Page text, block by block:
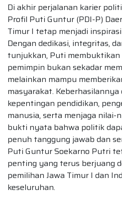
Di akhir perjalanan karier
Profil Puti Guntur (PDI-P)
Timur I tetap menjadi
Dengan dedikasi, integritas,
tunjukkan, Puti membuktikan
pemimpin bukan sekadar
melainkan mampu
masyarakat.
kepentingan pendidikan,
manusia, serta menjaga nilai-
bukti nyata bahwa politik
penuh tanggung jawab dan
Puti Guntur Soekarno Putri
penting yang terus berjuang
pemilihan Jawa Timur I dan
keseluruhan.